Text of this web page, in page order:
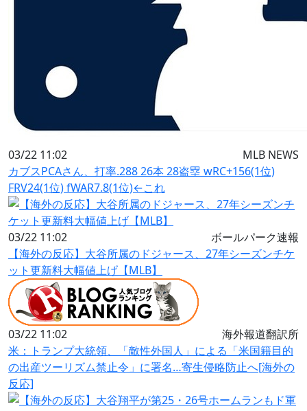
03/22 11:02
MLB NEWS
カブスPCAさん、打率.288 26本 28盗塁 wRC+156(1位)
FRV24(1位) fWAR7.8(1位)←これ
03/22 11:02
ボールパーク速報
【海外の反応】大谷所属のドジャース、27年シーズンチケ
ット更新料大幅値上げ【MLB】
03/22 11:02
海外報道翻訳所
米：トランプ大統領、「敵性外国人」による「米国籍目的
の出産ツーリズム禁止令」に署名…寄生侵略防止へ[海外の
反応]